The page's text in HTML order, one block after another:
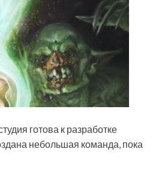
готова к разработке
небольшая команда, пока